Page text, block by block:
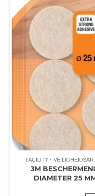
FACILITY
3M
DIAMETER 25